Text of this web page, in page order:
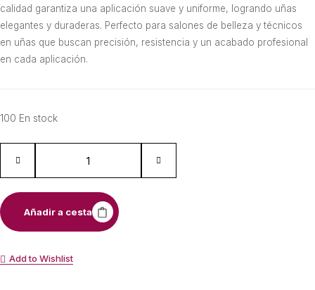
calidad garantiza una aplicación suave y uniforme, logrando uñas
elegantes y duraderas. Perfecto para salones de belleza y técnicos
en uñas que buscan precisión, resistencia y un acabado profesional
en cada aplicación.
100 En stock
Añadir a cesta
Add to Wishlist